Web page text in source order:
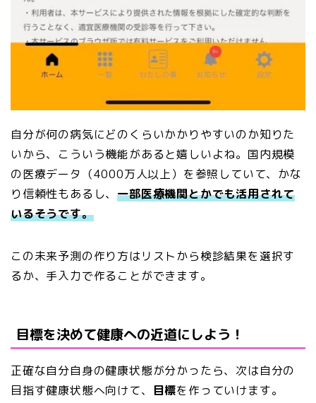
自分が何の病気にどのくらいかかりやすいのか知りた
いから、こういう機能があると嬉しいよね。国内規模
の医療データ（4000万人以上）を参照していて、かな
り信頼性もあるし、一部医療機関とかでも活用されて
いるそうです。
この未来予測の作り方はリストから検診結果を選択す
るか、手入力で作ることができます。
目標を決めて健康への近道にしよう！
正確な自分自身の健康状態が分かったら、次は自分の
目指す健康状態へ向けて、 目標を作っていけます。